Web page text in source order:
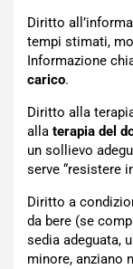
Diritto
tempi stimati,
Informazione
carico.
Diritto alla
alla terapia del
un sollievo
serve “resistere
Diritto a
da bere (se
sedia adeguata,
minore, anziano